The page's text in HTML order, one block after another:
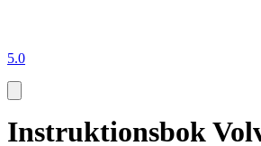
5.0
Instruktionsbok